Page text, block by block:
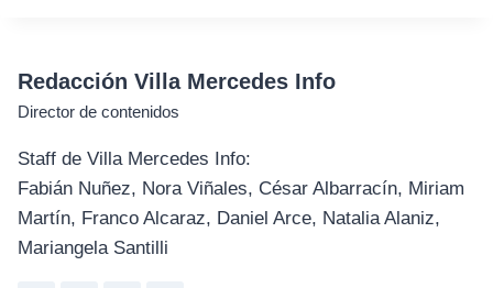
Redacción Villa Mercedes Info
Director de contenidos
Staff de Villa Mercedes Info:
Fabián Nuñez, Nora Viñales, César Albarracín, Miriam
Martín, Franco Alcaraz, Daniel Arce, Natalia Alaniz,
Mariangela Santilli